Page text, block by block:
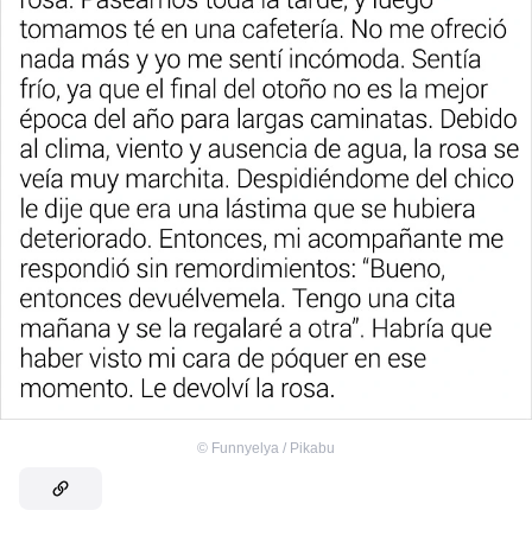
© Funnyelya / Pikabu